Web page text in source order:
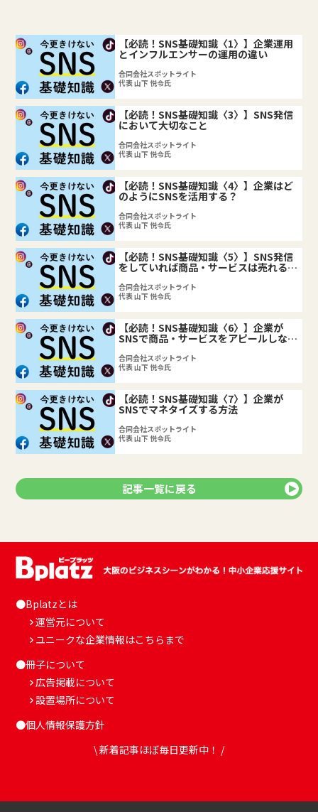
【必読！SNS基礎知識〈1〉】企業運用
とインフルエンサーの運用の違い
合同会社スポットライト
代表 山下 悦令氏
【必読！SNS基礎知識〈3〉】SNS発信
において大切なこと
合同会社スポットライト
代表 山下 悦令氏
【必読！SNS基礎知識〈4〉】企業はど
のようにSNSを活用する？
合同会社スポットライト
代表 山下 悦令氏
【必読！SNS基礎知識〈5〉】SNS発信
をしていれば商品・サービスは売れるの
合同会社スポットライト
代表 山下 悦令氏
【必読！SNS基礎知識〈6〉】企業が
SNSで商品・サービスをアピールしなが
合同会社スポットライト
代表 山下 悦令氏
【必読！SNS基礎知識〈7〉】企業が
SNSでマネタイズする方法
合同会社スポットライト
代表 山下 悦令氏
記事一覧に戻る
●Bplatzとは
運営元について
ユニークな企業情報はこちらまで
●冊子について
広告掲載について
設置場所について
●個人情報保護方針
\ 新着記事ほぼ毎日更新中！ /